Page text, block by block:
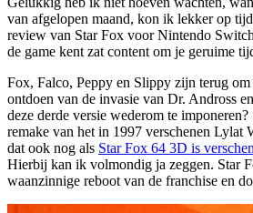
van afgelopen maand, kon ik lekker op
review van Star Fox voor Nintendo
de game kent zat content om je geruime
Fox, Falco, Peppy en Slippy zijn terug om
ontdoen van de invasie van Dr. Andross
deze derde versie wederom te
remake van het in 1997 verschenen Lylat
dat ook nog als Star Fox 64 3D is
Hierbij kan ik volmondig ja zeggen. Star
waanzinnige reboot van de franchise en